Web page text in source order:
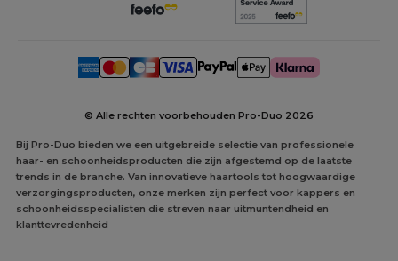
© Alle rechten voorbehouden Pro-Duo 2026
Bij Pro-Duo bieden we een uitgebreide selectie van professionele
haar- en schoonheidsproducten die zijn afgestemd op de laatste
trends in de branche. Van innovatieve haartools tot hoogwaardige
verzorgingsproducten, onze merken zijn perfect voor kappers en
schoonheidsspecialisten die streven naar uitmuntendheid en
klanttevredenheid